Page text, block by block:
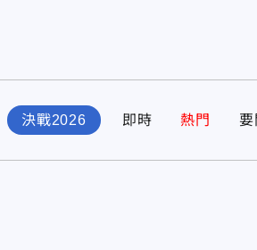
決戰2026 即時 熱門 要